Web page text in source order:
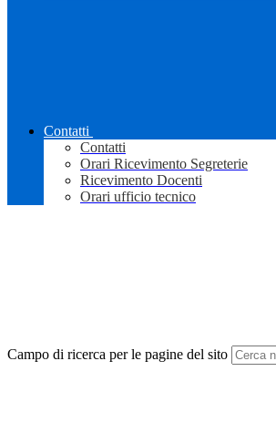
Contatti
Contatti
Orari Ricevimento Segreterie
Ricevimento Docenti
Orari ufficio tecnico
Campo di ricerca per le pagine del sito